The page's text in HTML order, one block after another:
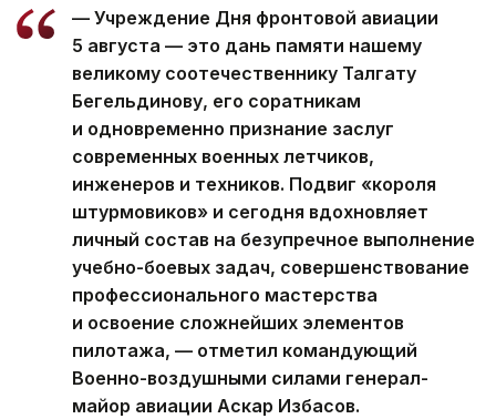
— Учреждение Дня фронтовой авиации
5 августа — это дань памяти нашему
великому соотечественнику Талгату
Бегельдинову, его соратникам
и одновременно признание заслуг
современных военных летчиков,
инженеров и техников. Подвиг «короля
штурмовиков» и сегодня вдохновляет
личный состав на безупречное выполнение
учебно-боевых задач, совершенствование
профессионального мастерства
и освоение сложнейших элементов
пилотажа, — отметил командующий
Военно-воздушными силами генерал-
майор авиации Аскар Избасов.